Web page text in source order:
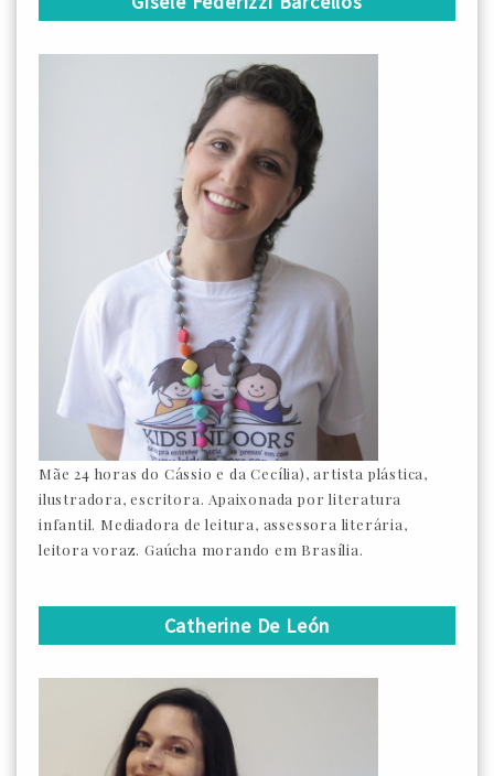
Mãe 24 horas do Cássio e da Cecília), artista plástica,
ilustradora, escritora. Apaixonada por literatura
infantil. Mediadora de leitura, assessora literária,
leitora voraz. Gaúcha morando em Brasília.
Catherine De León